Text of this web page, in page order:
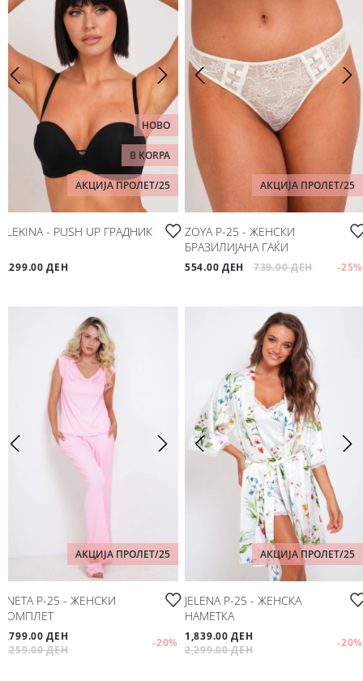
НОВО
B KORPA
АКЦИЈА ПРОЛЕТ/25
ALEKINA - PUSH UP ГРАДНИК
1,299.00 ДЕН
АКЦИЈА ПРОЛЕТ/25
ZOYA P-25 - ЖЕНСКИ
БРАЗИЛИЈАНА ГАЌИ
554.00 ДЕН 739.00 ДЕН -25%
АКЦИЈА ПРОЛЕТ/25
ANETA P-25 - ЖЕНСКИ
КОМПЛЕТ
1,799.00 ДЕН
2,259.00 ДЕН
-20%
АКЦИЈА ПРОЛЕТ/25
JELENA P-25 - ЖЕНСКА
НАМЕТКА
1,839.00 ДЕН
2,299.00 ДЕН
-20%